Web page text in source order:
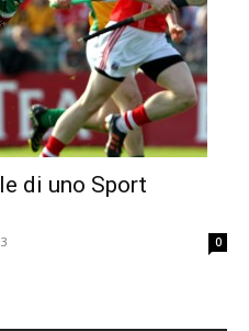
di uno Sport
0